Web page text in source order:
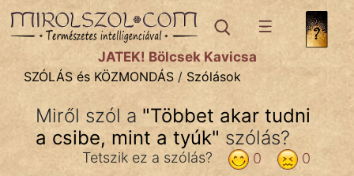
SZÓLÁS ÉS KÖZMONDÁStémák:
Bibliai
Közmondások
JÁTÉK! Bölcsek Kavicsa
SZÓLÁS és KÖZMONDÁS / Szólások
Miről szól a "Többet akar tudni
a csibe, mint a tyúk" szólás?
0
0
Tetszik ez a szólás?